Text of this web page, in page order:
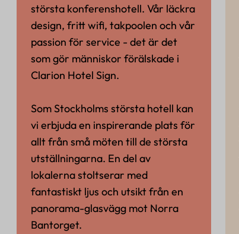
största konferenshotell. Vår läckra
design, fritt wifi, takpoolen och vår
passion för service - det är det
som gör människor förälskade i
Clarion Hotel Sign.
Som Stockholms största hotell kan
vi erbjuda en inspirerande plats för
allt från små möten till de största
utställningarna. En del av
lokalerna stoltserar med
fantastiskt ljus och utsikt från en
panorama-glasvägg mot Norra
Bantorget.